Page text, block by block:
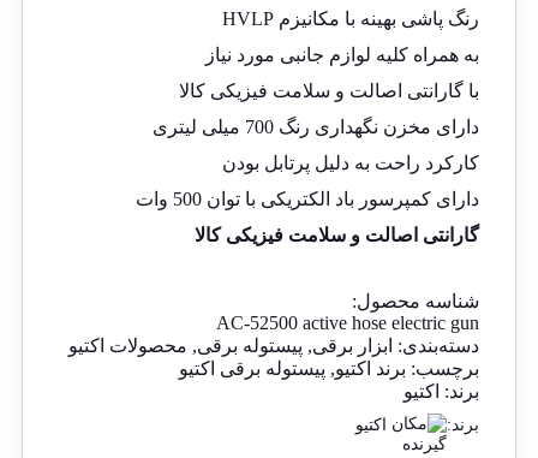
رنگ پاشی بهینه با مکانیزم HVLP
به همراه کلیه لوازم جانبی مورد نیاز
با گارانتی اصالت و سلامت فیزیکی کالا
دارای مخزن نگهداری رنگ 700 میلی لیتری
کارکرد راحت به دلیل پرتابل بودن
دارای کمپرسور باد الکتریکی با توان 500 وات
گارانتی اصالت و سلامت فیزیکی کالا
شناسه محصول:
AC-52500 active hose electric gun
دسته‌بندی: ابزار برقی, پیستوله برقی, محصولات اکتیو
برچسب: برند اکتیو, پیستوله برقی اکتیو
برند: اکتیو
برند: اکتیو